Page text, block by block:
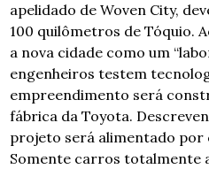
apelidado de Woven City,
100 quilômetros de Tóquio.
a nova cidade como um
engenheiros testem
empreendimento será
fábrica da Toyota.
projeto será alimentado por
Somente carros totalmente